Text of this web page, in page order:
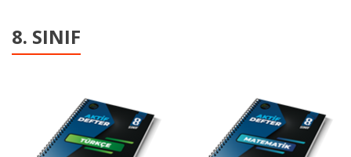
8. SINIF